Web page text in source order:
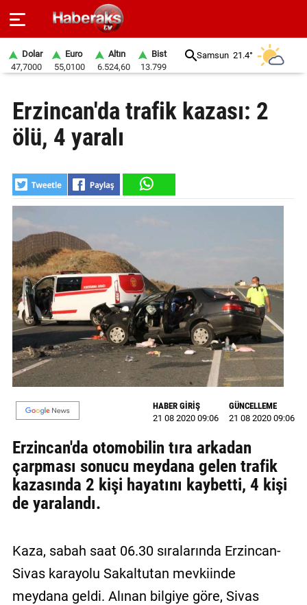
SPOR
YAŞAM
EKONOMİ
BELEDİYELER
SAĞLIK
SİYASET
EĞİTİM
GALERİ
VİDEO
YAZARLAR
BİZE
Künye
İletişim
Gizlilik
Kullanıcı
Sözleşmesi
Dolar
47,7000
Euro
55,0100
Altın
6.524,60
Bist
13.799
Samsun 21.4°
Erzincan'da trafik kazası: 2
ölü, 4 yaralı
HABER GİRİŞ
21 08 2020 09:06
GÜNCELLEME
21 08 2020 09:06
Erzincan'da otomobilin tıra arkadan
çarpması sonucu meydana gelen trafik
kazasında 2 kişi hayatını kaybetti, 4 kişi
de yaralandı.
Kaza, sabah saat 06.30 sıralarında Erzincan-
Sivas karayolu Sakaltutan mevkiinde
meydana geldi. Alınan bilgiye göre, Sivas